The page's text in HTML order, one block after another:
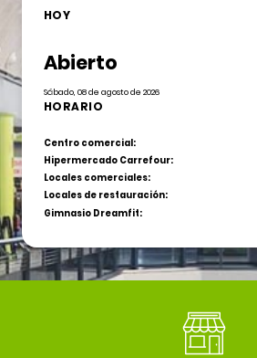
HOY
Abierto
Sábado, 08 de agosto de 2026
HORARIO
Centro comercial:
Hipermercado Carrefour:
Locales comerciales:
Locales de restauración:
Gimnasio Dreamfit: